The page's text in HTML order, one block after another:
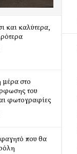
και καλύτερα,
στο
του
φωτογραφίες
που θα